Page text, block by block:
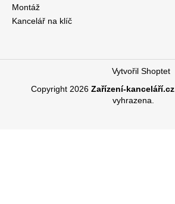
Montáž
Kancelář na klíč
Vytvořil Shoptet
Copyright 2026 Zařízení-kanceláří.cz
vyhrazena.